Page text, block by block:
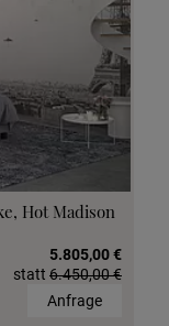
Hot Madison
5.805,00 €
statt 6.450,00 €
Anfrage